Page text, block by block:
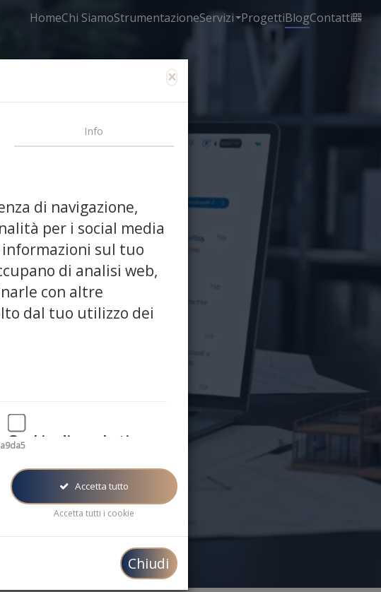
HomeChi SiamoStrumentazioneServizi ProgettiBlogContatti
×
Info
di navigazione,
per i social media
sul tuo
di analisi web,
con altre
dal tuo utilizzo dei
Cookie di marketing
generalmente usati per mostrare
pubblicità in linea con i tuoi interessi
Accetta tutto
Accetta tutti i cookie
Chiudi